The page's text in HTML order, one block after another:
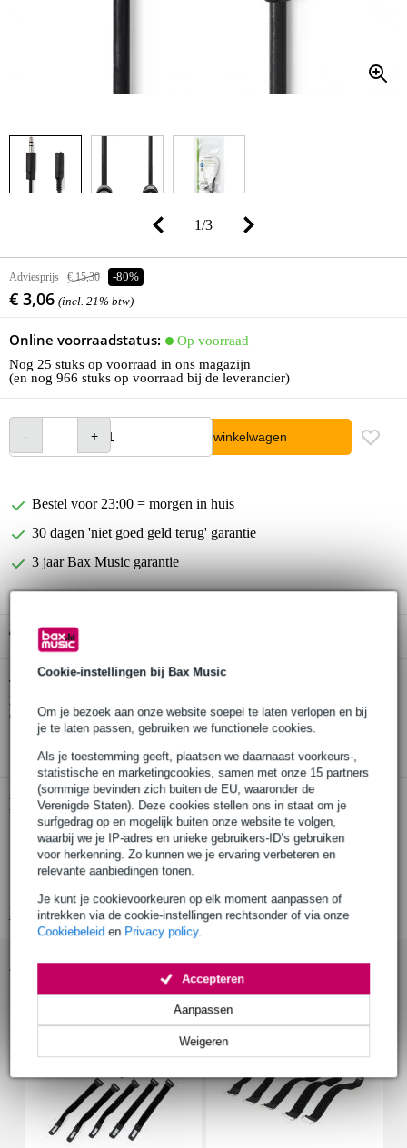
Cookie-instellingen bij Bax Music
Om je bezoek aan onze website soepel te laten verlopen en bij
je te laten passen, gebruiken we functionele cookies.
Als je toestemming geeft, plaatsen we daarnaast voorkeurs-,
statistische en marketingcookies, samen met onze 15 partners
(sommige bevinden zich buiten de EU, waaronder de
Verenigde Staten). Deze cookies stellen ons in staat om je
surfgedrag op en mogelijk buiten onze website te volgen,
waarbij we je IP-adres en unieke gebruikers-ID’s gebruiken
voor herkenning. Zo kunnen we je ervaring verbeteren en
relevante aanbiedingen tonen.
Je kunt je cookievoorkeuren op elk moment aanpassen of
intrekken via de cookie-instellingen rechtsonder of via onze
Cookiebeleid en Privacy policy.
Weigeren
Aanpassen
Accepteren
1/3
Adviesprijs € 15,30 -80%
€ 3,06 (incl. 21% btw)
Online voorraadstatus:
Op voorraad
Nog 25 stuks op voorraad in ons magazijn
(en nog 966 stuks op voorraad bij de leverancier)
In winkelwagen
Bestel voor 23:00 = morgen in huis
30 dagen 'niet goed geld terug' garantie
3 jaar Bax Music garantie
Gratis ophalen in de winkel
Twijfel je of de Nedis CAGP22550BK02 stereo audiokabel
3.5mm male - 6.35 mm female 0.2 m
check.
Productinformatie
adapter plug
type audio: stereo
Bekijk alle productspecificaties
Accessoires (10)